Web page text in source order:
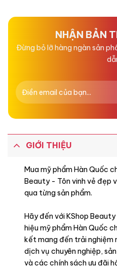
5
NHẬN BẢN
Đừng bỏ lỡ hàng ngàn sản
GIỚI THIỆU
Mua mỹ phẩm Hàn Quốc
Beauty - Tôn vinh vẻ đẹp
qua từng sản phẩm.
Hãy đến với KShop
hiệu mỹ phẩm Hàn Quốc
kết mang đến trải nghiệm
dịch vụ chuyên nghiệp,
và các chính sách ưu đãi